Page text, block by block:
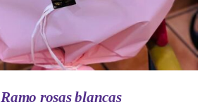
Ramo rosas blancas